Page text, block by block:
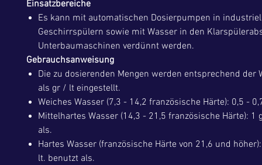
Einsatzbereiche
Es kann mit automatischen Dosierpumpen in
Geschirrspülern sowie mit Wasser in den
Unterbaumaschinen verdünnt werden.
Gebrauchsanweisung
Die zu dosierenden Mengen werden entsprechend der
als gr / lt eingestellt.
Weiches Wasser (7,3 - 14,2 französische Härte): 0,5 -
Mittelhartes Wasser (14,3 - 21,5 französische Härte): 1
als.
Hartes Wasser (französische Härte von 21,6 und
lt. benutzt als.